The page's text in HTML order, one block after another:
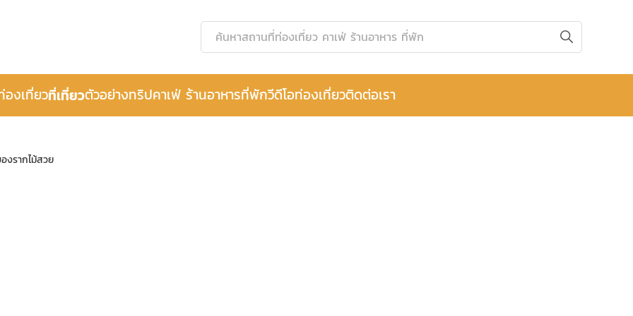
งเที่ยวที่เที่ยวตัวอย่างทริปคาเฟ่ ร้านอาหารที่พักวีดีโอท่องเที่ยวติดต่อเรา
งรากไม้สวย